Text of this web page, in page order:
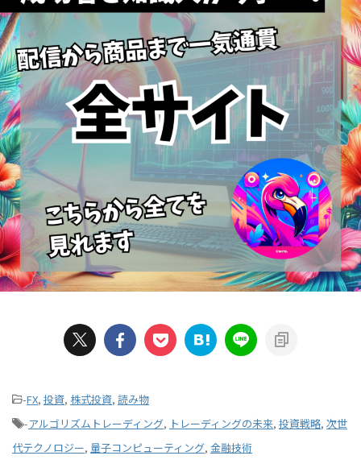
-FX, 投資, 株式投資, 読み物
-アルゴリズムトレーディング, トレーディングの未来, 投資戦略, 次世
代テクノロジー, 量子コンピューティング, 金融技術